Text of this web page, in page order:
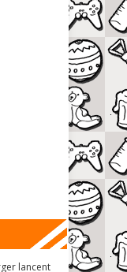
lancent